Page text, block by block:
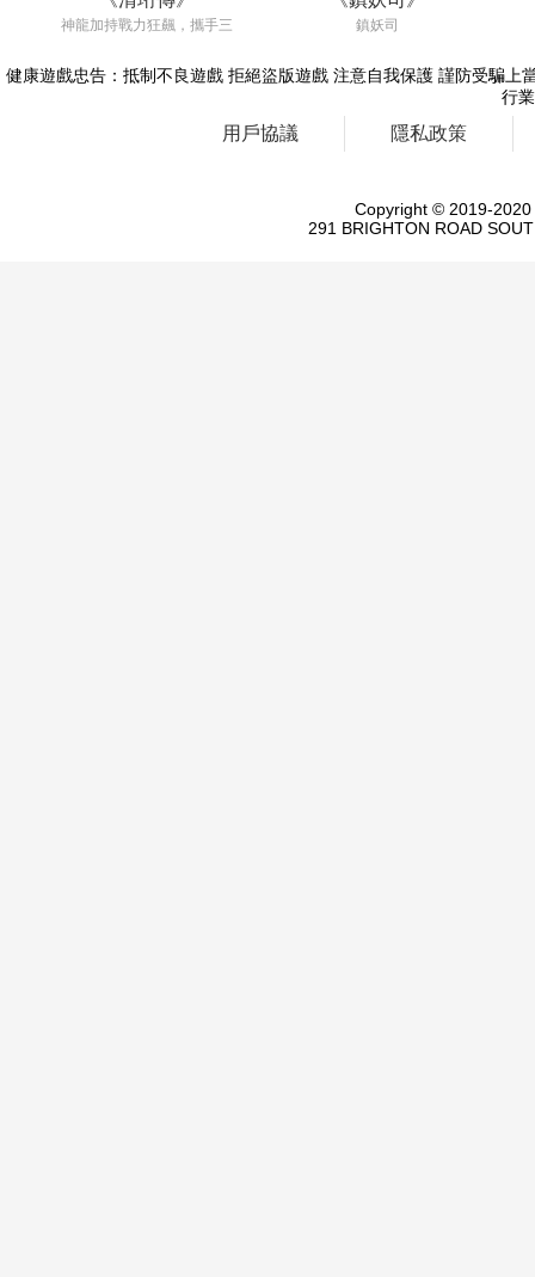
神龍加持戰力狂飆，攜手三
隨心掉落，逆天改命羽化登
仙，邀您共賞極致浪漫的東
鎮妖司
健康遊戲忠告：抵制不良遊戲 拒絕盜版遊戲 注意自我保護 謹防受騙
行
用戶協議 隱私政策
Copyright © 2019-2020
291 BRIGHTON ROAD